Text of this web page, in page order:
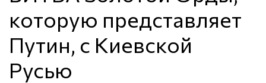
которую представляет
Путин, с Киевской
Русью